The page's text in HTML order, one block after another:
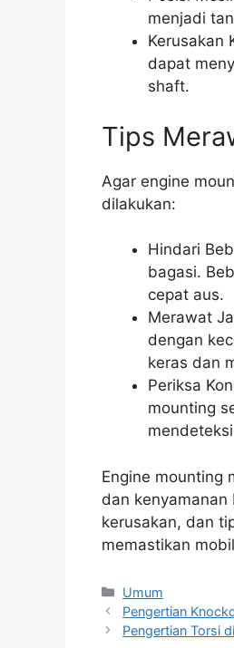
menjadi
Kerusakan
dapat
shaft.
Tips
Agar engine
dilakukan:
Hindari
bagasi.
cepat aus.
Merawat
dengan
keras dan
Periksa
mounting
Engine mounting
dan
kerusakan, dan
memastikan
Categories
Umum
Pengertian
Pengertian Torsi